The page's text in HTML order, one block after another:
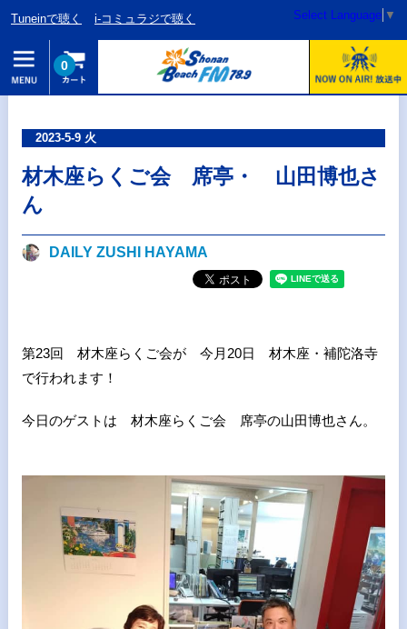
Tuneinで聴く i-コミュラジで聴く Select Language ▼
0
2023-5-9 火
材木座らくご会 席亭・ 山田博也さ
ん
DAILY ZUSHI HAYAMA
第23回 材木座らくご会が 今月20日 材木座・補陀洛寺
で行われます！
今日のゲストは 材木座らくご会 席亭の山田博也さん。